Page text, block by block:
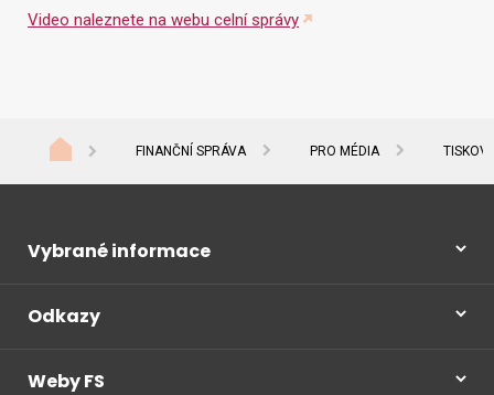
Video naleznete na webu celní správy
FINANČNÍ SPRÁVA PRO MÉDIA
Vybrané informace
Odkazy
Weby FS